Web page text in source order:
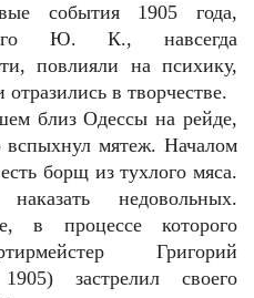
события 1905 года,
Ю. К., навсегда
повлияли на психику,
в творчестве.
близ Одессы на рейде,
мятеж. Началом
борщ из тухлого мяса.
недовольных.
в процессе которого
Григорий
застрелил своего